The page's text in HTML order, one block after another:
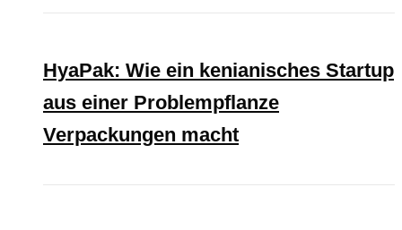
HyaPak: Wie ein kenianisches Startup
aus einer Problempflanze
Verpackungen macht